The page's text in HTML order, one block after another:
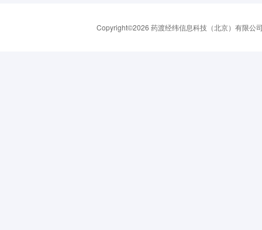
Copyright©2026 药渡经纬信息科技（北京）有限公